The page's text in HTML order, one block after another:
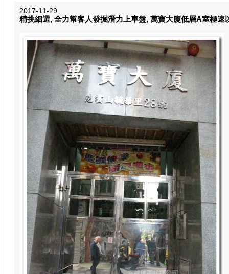
2017-11-29
精挑細選, 全力幫客人發掘潛力上車盤, 萬寶大廈低層A室極速